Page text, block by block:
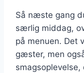
Så næste gang
særlig middag,
på menuen. Det
gæster, men